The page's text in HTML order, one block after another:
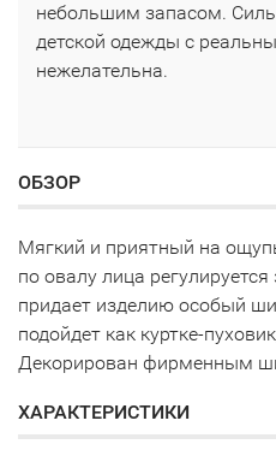
небольшим запасом.
детской одежды с
нежелательна.
ОБЗОР
Мягкий и приятный на
по овалу лица
придает изделию особый
подойдет как куртке-
Декорирован фирменным
ХАРАКТЕРИСТИКИ